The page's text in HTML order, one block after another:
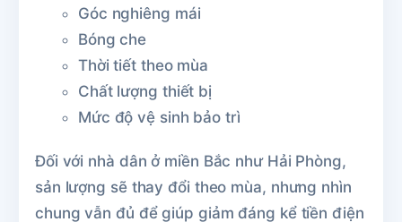
Góc nghiêng mái
Bóng che
Thời tiết theo mùa
Chất lượng thiết bị
Mức độ vệ sinh bảo trì
Đối với nhà dân ở miền Bắc như Hải Phòng,
sản lượng sẽ thay đổi theo mùa, nhưng nhìn
chung vẫn đủ để giúp giảm đáng kể tiền điện